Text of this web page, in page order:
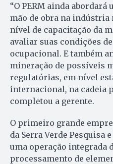
“O PERM ainda abordará
mão de obra na
nível de capacitação da
avaliar suas condições
ocupacional. E também
mineração de possíveis
regulatórias, em nível
internacional, na cadeia
completou a gerente.
O primeiro grande
da Serra Verde Pesquisa
uma operação integrada
processamento de